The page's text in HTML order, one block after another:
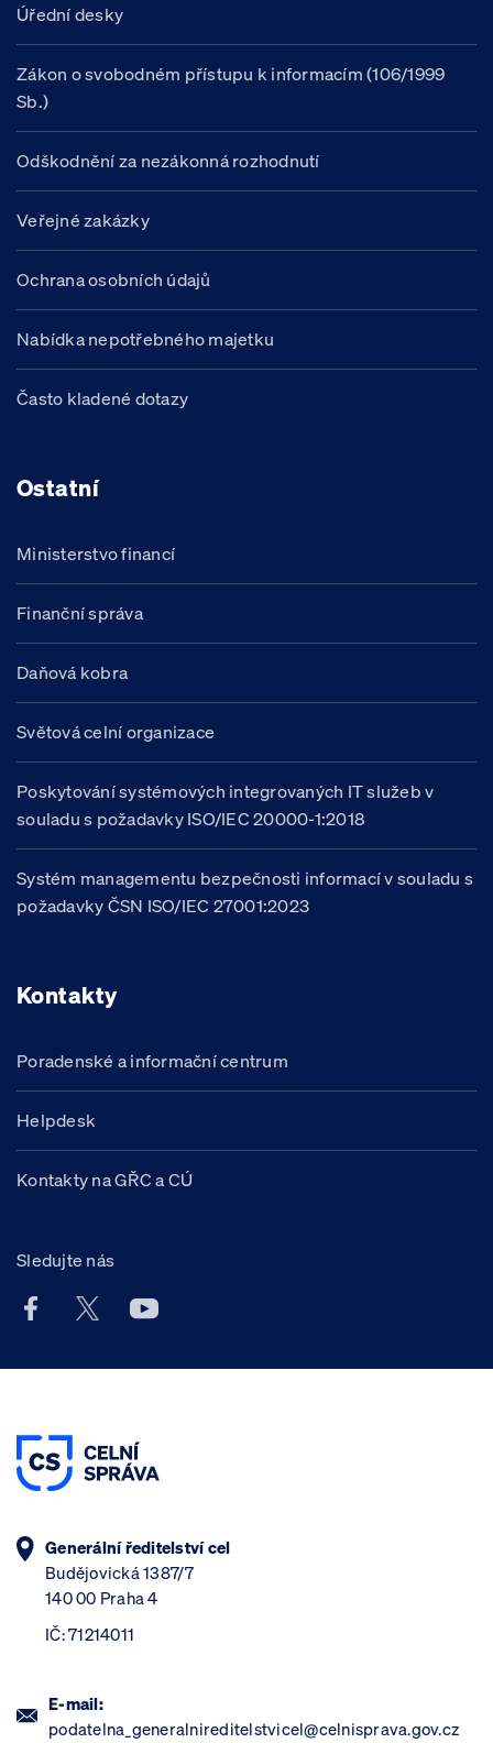
Úřední desky
Zákon o svobodném přístupu k informacím (106/1999
Sb.)
Odškodnění za nezákonná rozhodnutí
Veřejné zakázky
Ochrana osobních údajů
Nabídka nepotřebného majetku
Často kladené dotazy
Ostatní
Ministerstvo financí
Finanční správa
Daňová kobra
Světová celní organizace
Poskytování systémových integrovaných IT služeb v
souladu s požadavky ISO/IEC 20000-1:2018
Systém managementu bezpečnosti informací v souladu s
požadavky ČSN ISO/IEC 27001:2023
Kontakty
Poradenské a informační centrum
Helpdesk
Kontakty na GŘC a CÚ
Sledujte nás
Facebook účet Celní správy ČR
X účet Celní správy ČR
Youtube účet Celní správy ČR
Generální ředitelství cel
Budějovická 1387/7
140 00 Praha 4
IČ: 71214011
E-mail:
podatelna_generalnireditelstvicel@celnisprava.gov.cz